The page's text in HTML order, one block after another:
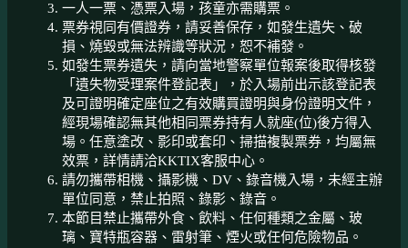
一人一票、憑票入場，孩童亦需購票。
票券視同有價證券，請妥善保存，如發生遺失、破
損、燒毀或無法辨識等狀況，恕不補發。
如發生票券遺失，請向當地警察單位報案後取得核發
「遺失物受理案件登記表」，於入場前出示該登記表
及可證明確定座位之有效購買證明與身份證明文件，
經現場確認無其他相同票券持有人就座(位)後方得入
場。任意塗改、影印或套印、掃描複製票券，均屬無
效票，詳情請洽KKTIX客服中心。
請勿攜帶相機、攝影機、DV、錄音機入場，未經主辦
單位同意，禁止拍照、錄影、錄音。
本節目禁止攜帶外食、飲料、任何種類之金屬、玻
璃、寶特瓶容器、雷射筆、煙火或任何危險物品。